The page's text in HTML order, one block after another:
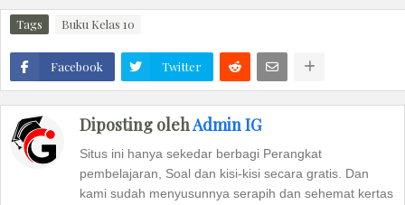
Tags Buku Kelas 10
Facebook Twitter
Diposting olehAdmin IG
Situs ini hanya sekedar berbagi Perangkat
pembelajaran, Soal dan kisi-kisi secara gratis. Dan
kami sudah menyusunnya serapih dan sehemat kertas